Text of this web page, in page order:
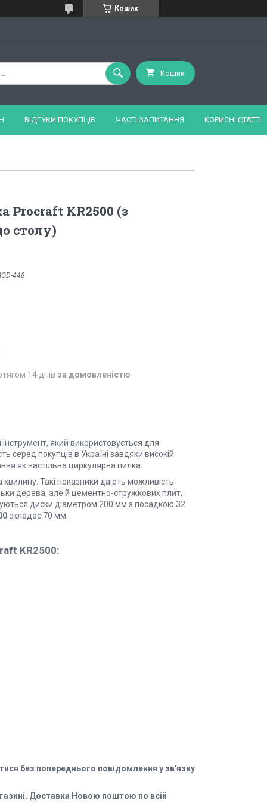
Кошик
Кошик
ВІДГУКИ ПОКУПЦІВ ЧАСТІ ЗАПИТАННЯ КОРИСНІ СТАТТІ
Procraft KR2500 (з
столу)
448
14 днів за домовленістю
який використовується для
серед покупців в Україні завдяки високій
як настільна циркулярна пилка.
Такі показники дають можливість
дерева, але й цементно-стружкових плит,
диски діаметром 200 мм з посадкою 32
складає 70 мм.
KR2500:
без попереднього повідомлення у зв'язку
Доставка Новою поштою по всій